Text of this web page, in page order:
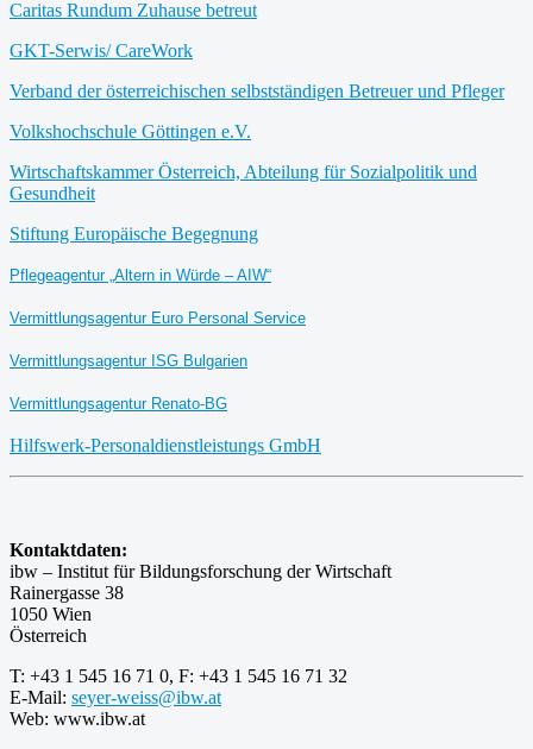
Caritas Rundum Zuhause betreut
GKT-Serwis/ CareWork
Verband der österreichischen selbstständigen Betreuer und Pfleger
Volkshochschule Göttingen e.V.
Wirtschaftskammer Österreich, Abteilung für Sozialpolitik und
Gesundheit
Stiftung Europäische Begegnung
Pflegeagentur „Altern in Würde – AIW“
Vermittlungsagentur Euro Personal Service
Vermittlungsagentur ISG Bulgarien
Vermittlungsagentur Renato-BG
Hilfswerk-Personaldienstleistungs GmbH
Kontaktdaten:
ibw – Institut für Bildungsforschung der Wirtschaft
Rainergasse 38
1050 Wien
Österreich
T: +43 1 545 16 71 0, F: +43 1 545 16 71 32
E-Mail: seyer-weiss@ibw.at
Web: www.ibw.at